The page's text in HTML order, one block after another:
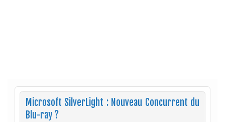
Microsoft SilverLight : Nouveau Concurrent du
Blu-ray ?